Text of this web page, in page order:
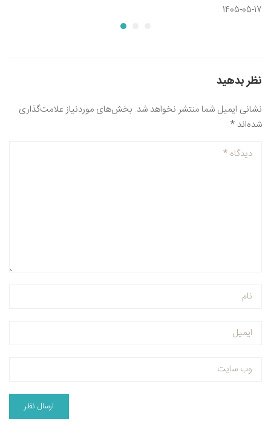
1405-05-17
نظر بدهید
نشانی ایمیل شما منتشر نخواهد شد. بخش‌های موردنیاز علامت‌گذاری
شده‌اند *